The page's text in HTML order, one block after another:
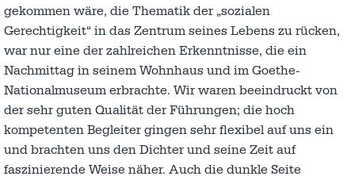
gekommen wäre, die Thematik der „sozialen
Gerechtigkeit“ in das Zentrum seines Lebens zu rücken,
war nur eine der zahlreichen Erkenntnisse, die ein
Nachmittag in seinem Wohnhaus und im Goethe-
Nationalmuseum erbrachte. Wir waren beeindruckt von
der sehr guten Qualität der Führungen; die hoch
kompetenten Begleiter gingen sehr flexibel auf uns ein
und brachten uns den Dichter und seine Zeit auf
faszinierende Weise näher. Auch die dunkle Seite